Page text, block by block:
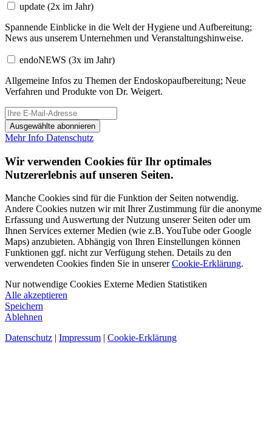
update (2x im Jahr)
Spannende Einblicke in die Welt der Hygiene und Aufbereitung;
News aus unserem Unternehmen und Veranstaltungshinweise.
endoNEWS (3x im Jahr)
Allgemeine Infos zu Themen der Endoskopaufbereitung; Neue
Verfahren und Produkte von Dr. Weigert.
Ausgewählte abonnieren
Mehr Info Datenschutz
Wir verwenden Cookies für Ihr optimales
Nutzererlebnis auf unseren Seiten.
Manche Cookies sind für die Funktion der Seiten notwendig.
Andere Cookies nutzen wir mit Ihrer Zustimmung für die anonyme
Erfassung und Auswertung der Nutzung unserer Seiten oder um
Ihnen Services externer Medien (wie z.B. YouTube oder Google
Maps) anzubieten. Abhängig von Ihren Einstellungen können
Funktionen ggf. nicht zur Verfügung stehen. Details zu den
verwendeten Cookies finden Sie in unsererCookie-Erklärung.
Nur notwendige Cookies Externe Medien Statistiken
Alle akzeptieren
Speichern
Ablehnen
Datenschutz | Impressum | Cookie-Erklärung